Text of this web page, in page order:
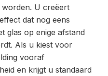
U creëert
dat nog eens
glas op enige afstand
Als u kiest voor
vooraf
en krijgt u standaard